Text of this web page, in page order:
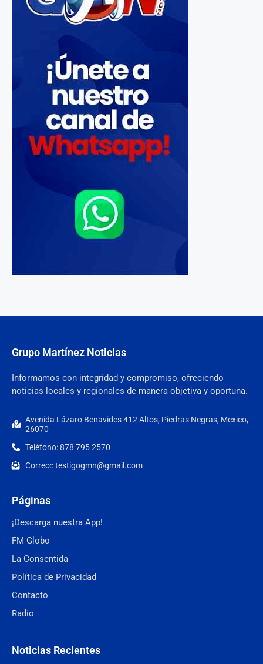
Grupo Martínez Noticias
Informamos con integridad y compromiso, ofreciendo
noticias locales y regionales de manera objetiva y oportuna.
Avenida Lázaro Benavides 412 Altos, Piedras Negras, Mexico,
26070
Teléfono: 878 795 2570
Correo:: testigogmn@gmail.com
Páginas
¡Descarga nuestra App!
FM Globo
La Consentida
Política de Privacidad
Contacto
Radio
Noticias Recientes